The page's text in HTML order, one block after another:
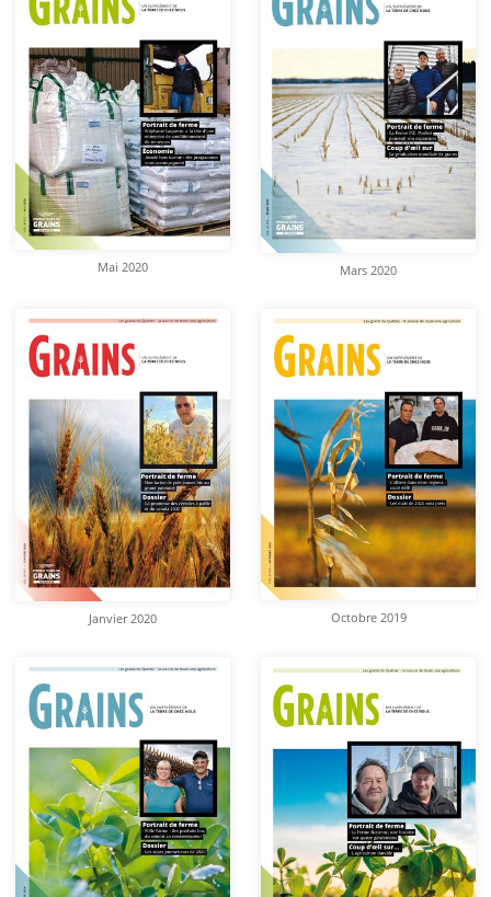
Mai 2020 Mars 2020
Janvier 2020 Octobre 2019